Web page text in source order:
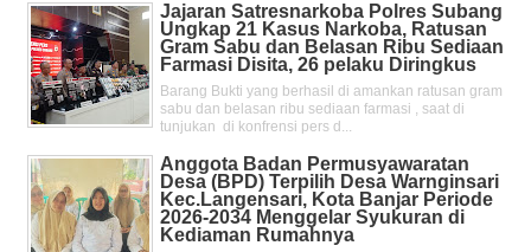
Jajaran Satresnarkoba Polres Subang
Ungkap 21 Kasus Narkoba, Ratusan
Gram Sabu dan Belasan Ribu Sediaan
Farmasi Disita, 26 pelaku Diringkus
Barang Bukti yang berhasil di amankan ratusan gram
sabu dan belasan ribu sediaan farmasi , saat di
tunjukan di konfrensi pers d...
Anggota Badan Permusyawaratan
Desa (BPD) Terpilih Desa Warnginsari
Kec.Langensari, Kota Banjar Periode
2026-2034 Menggelar Syukuran di
Kediaman Rumahnya